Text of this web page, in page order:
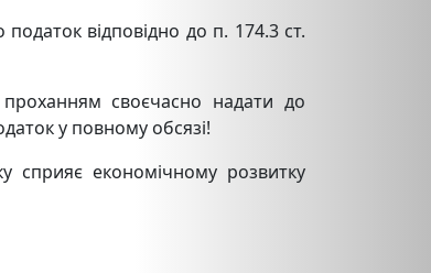
відповідно до п. 174.3 ст.
своєчасно надати до
у повному обсязі!
сприяє економічному розвитку